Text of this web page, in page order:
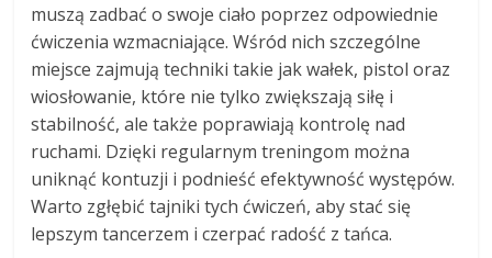
muszą zadbać o swoje ciało poprzez odpowiednie
ćwiczenia wzmacniające. Wśród nich szczególne
miejsce zajmują techniki takie jak wałek, pistol oraz
wiosłowanie, które nie tylko zwiększają siłę i
stabilność, ale także poprawiają kontrolę nad
ruchami. Dzięki regularnym treningom można
uniknąć kontuzji i podnieść efektywność występów.
Warto zgłębić tajniki tych ćwiczeń, aby stać się
lepszym tancerzem i czerpać radość z tańca.